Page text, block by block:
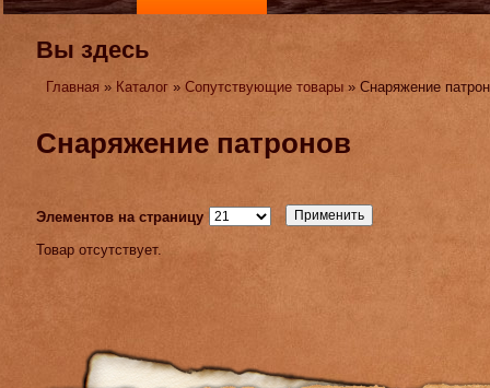
Вы здесь
Главная » Каталог »Сопутствующие товары » Снаряжение
Снаряжение патронов
Элементов на страницу
Товар отсутствует.